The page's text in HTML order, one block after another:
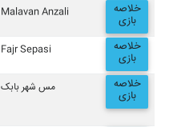
Malavan Anzali خلاصه
بازی
Fajr Sepasi خلاصه
بازی
مس شهر بابک خلاصه
بازی